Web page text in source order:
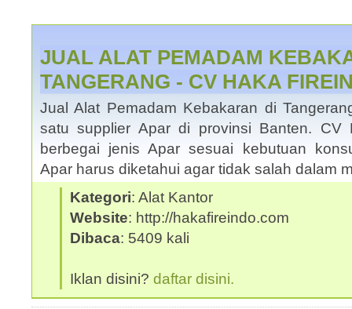
JUAL ALAT PEMADAM
TANGERANG - CV HAKA
Jual Alat Pemadam Kebakaran di
satu supplier Apar di provinsi Banten. CV
berbegai jenis Apar sesuai kebutuan
Apar harus diketahui agar tidak salah dalam
Kategori: Alat Kantor
Website: http://hakafireindo.com
Dibaca: 5409 kali
Iklan disini? daftar disini.